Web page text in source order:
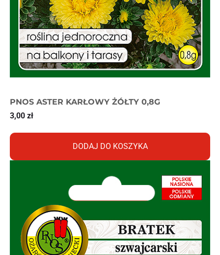
PNOS ASTER KARŁOWY ŻÓŁTY 0,8G
3,00 zł
DODAJ DO KOSZYKA